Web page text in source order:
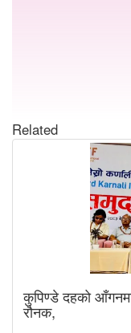
Related
कुपिण्डे दहको
रौनक,